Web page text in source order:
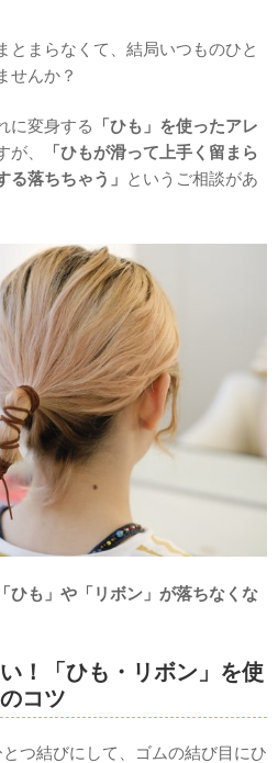
とまらなくて、結局いつものひと
せんか？
に変身する
「ひも」を使ったアレ
が、
「ひもが滑って上手く留まら
落ちちゃう」 というご相談があ
ひも」や「リボン」が落ちなくな
！「ひも・リボン」を使
コツ
つ結びにして、ゴムの結び目にひ